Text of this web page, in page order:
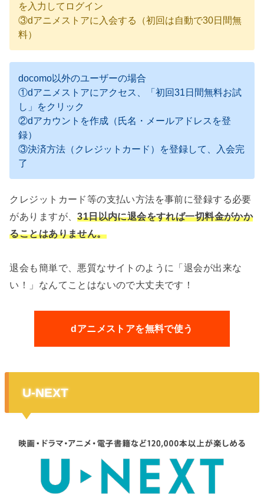
を入力してログイン
③dアニメストアに入会する（初回は自動で30日間無
料）
docomo以外のユーザーの場合
①dアニメストアにアクセス、「初回31日間無料お試
し」をクリック
②dアカウントを作成（氏名・メールアドレスを登
録）
③決済方法（クレジットカード）を登録して、入会完
了
クレジットカード等の支払い方法を事前に登録する必要
がありますが、31日以内に退会をすれば一切料金がかか
ることはありません。
退会も簡単で、悪質なサイトのように「退会が出来な
い！」なんてことはないので大丈夫です！
dアニメストアを無料で使う
U-NEXT